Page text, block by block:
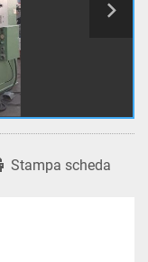
Stampa scheda